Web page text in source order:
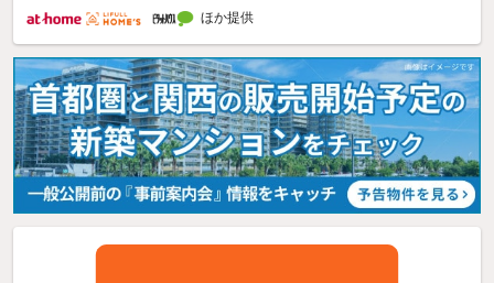
ほか提供